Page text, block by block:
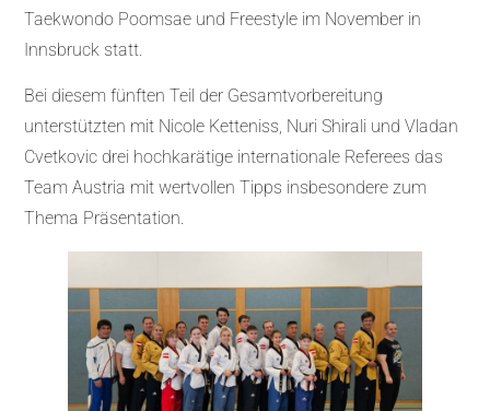
Taekwondo Poomsae und Freestyle im November in
Innsbruck statt.
Bei diesem fünften Teil der Gesamtvorbereitung
unterstützten mit Nicole Ketteniss, Nuri Shirali und Vladan
Cvetkovic drei hochkarätige internationale Referees das
Team Austria mit wertvollen Tipps insbesondere zum
Thema Präsentation.